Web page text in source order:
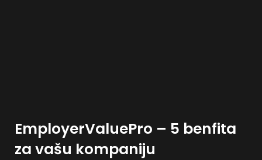
EmployerValuePro – 5 benfita
za vašu kompaniju